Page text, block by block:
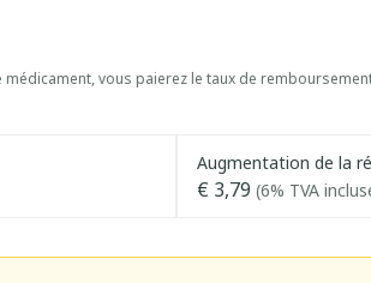
vous paierez le taux de
Augmentation de la
€ 3,79 (6% TVA